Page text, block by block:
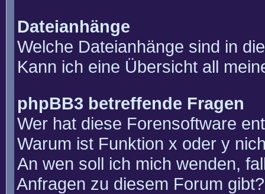
Dateianhänge
Welche Dateianhänge sind in
Kann ich eine Übersicht all
phpBB3 betreffende Fragen
Wer hat diese Forensoftware
Warum ist Funktion x oder y
An wen soll ich mich wenden,
Anfragen zu diesem Forum gibt?